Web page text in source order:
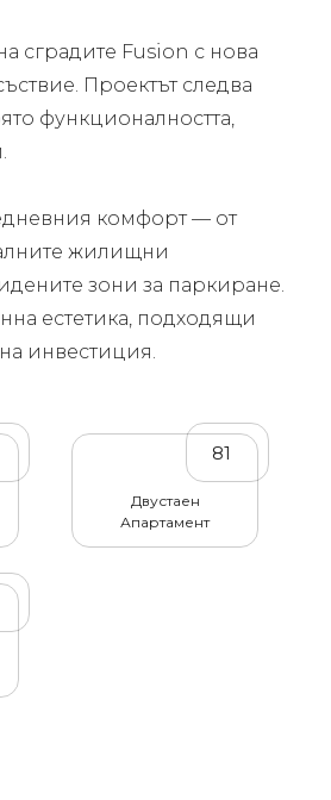
сградите Fusion с нова
Проектът следва
функционалността,
комфорт — от
жилищни
зони за паркиране.
естетика, подходящи
инвестиция.
81
Двустаен
Апартамент